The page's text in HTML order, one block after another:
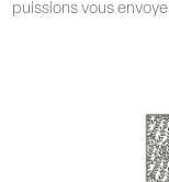
puissions vous